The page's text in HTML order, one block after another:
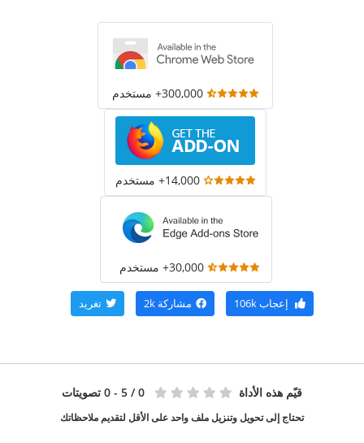
300,000+ مستخدم
14,000+ مستخدم
30,000+ مستخدم
إعجاب106k مشاركة 2k تغريد
قيّم هذه الأداة 0 / 5 - 0 تصويتات
تحتاج إلى تحويل وتنزيل ملف واحد على الأقل لتقديم ملاحظاتك